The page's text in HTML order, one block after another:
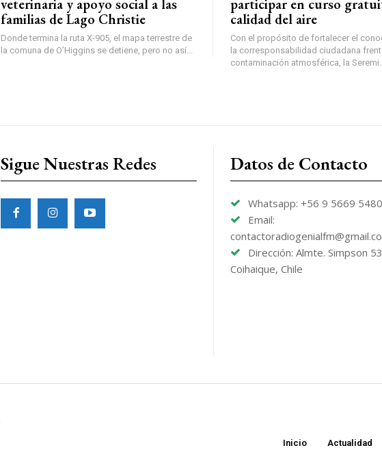
veterinaria y apoyo social a las
familias de Lago Christie
Donde termina la ruta X-905, el mapa terrestre de
la comuna de O’Higgins se detiene, pero no así...
participar en curso
calidad del aire
Con el propósito de fortalecer el
la corresponsabilidad ciudadana
contaminación atmosférica, la Seremi...
Sigue Nuestras Redes Datos de Contacto
Whatsapp: +56 9 5669 5480
Email:
Dirección: Almte. Simpson
Coihaique, Chile
Inicio Actualidad